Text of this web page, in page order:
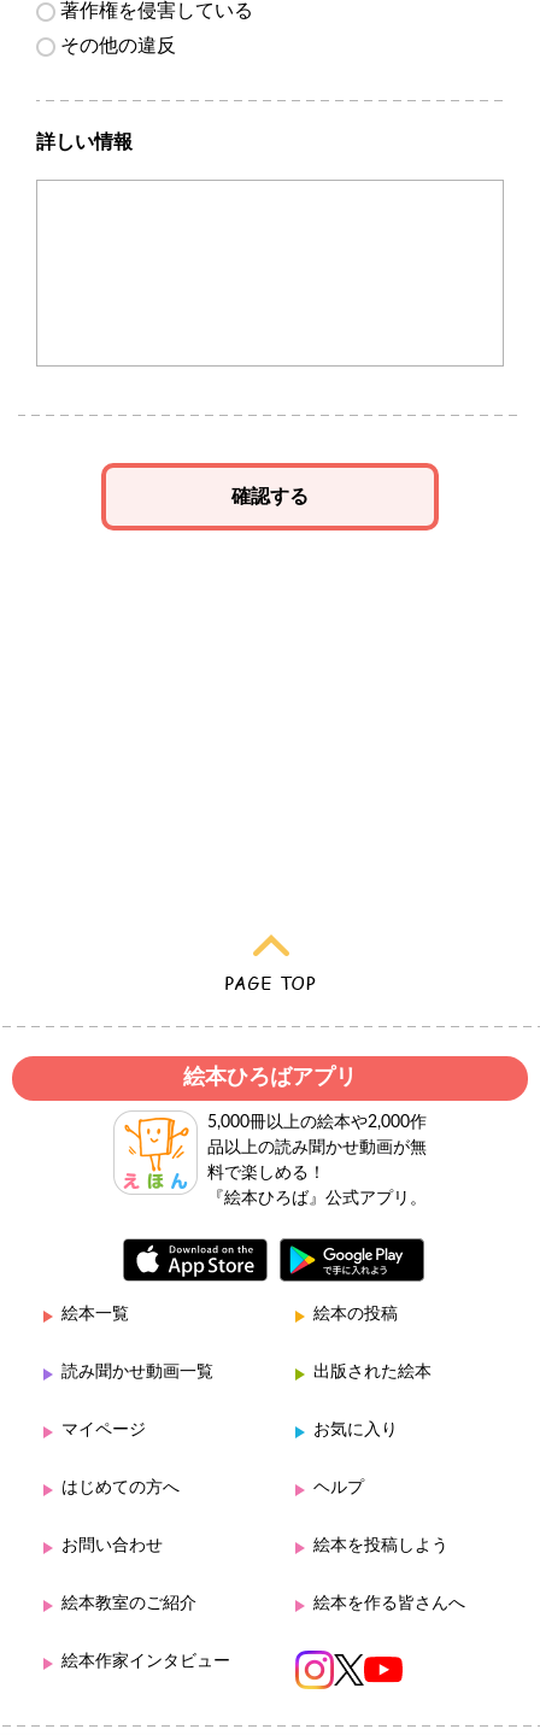
著作権を侵害している
その他の違反
詳しい情報
確認する
絵本ひろばアプリ
5,000冊以上の絵本や2,000作
品以上の読み聞かせ動画が無
料で楽しめる！
『絵本ひろば』公式アプリ。
絵本一覧 絵本の投稿
読み聞かせ動画一覧 出版された絵本
マイページ お気に入り
はじめての方へ ヘルプ
お問い合わせ 絵本を投稿しよう
絵本教室のご紹介 絵本を作る皆さんへ
絵本作家インタビュー